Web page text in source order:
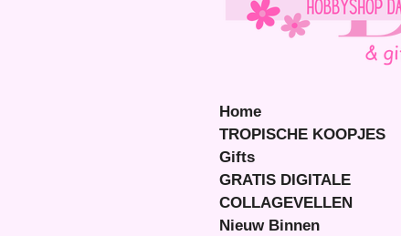
Home
TROPISCHE KOOPJES
Gifts
GRATIS DIGITALE
COLLAGEVELLEN
Nieuw Binnen